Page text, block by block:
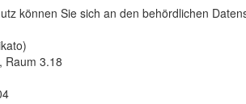
können Sie sich an den behördlichen
Raum 3.18